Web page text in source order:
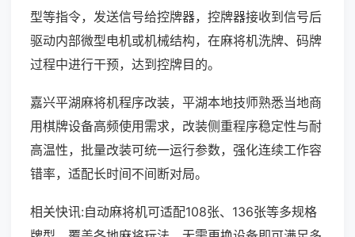
型等指令，发送信号给控牌器，控牌器接收到信号后
驱动内部微型电机或机械结构，在麻将机洗牌、码牌
过程中进行干预，达到控牌目的。
嘉兴平湖麻将机程序改装，平湖本地技师熟悉当地商
用棋牌设备高频使用需求，改装侧重程序稳定性与耐
高温性，批量改装可统一运行参数，强化连续工作容
错率，适配长时间不间断对局。
相关快讯:自动麻将机可适配108张、136张等多规格